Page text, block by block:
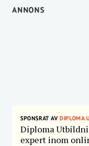
ANNONS
SPONSRAT AVDIPLOMA
Diploma
expert inom